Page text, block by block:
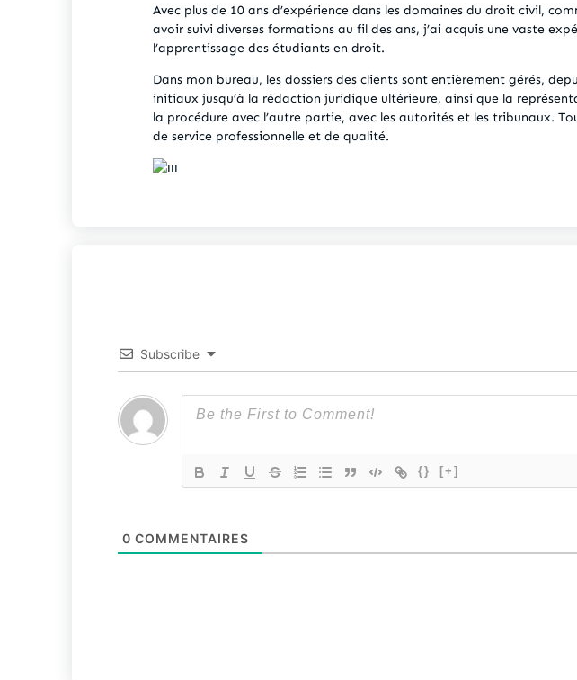
Avec plus de 10 ans d’expérience dans les domaines du droit civil,
avoir suivi diverses formations au fil des ans, j’ai acquis une vaste
l’apprentissage des étudiants en droit.
Dans mon bureau, les dossiers des clients sont entièrement gérés,
initiaux jusqu’à la rédaction juridique ultérieure, ainsi que la
la procédure avec l’autre partie, avec les autorités et les tribunaux.
de service professionnelle et de qualité.
Subscribe
{} [+]
0 COMMENTAIRES